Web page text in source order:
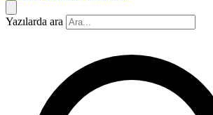
Yazılarda ara